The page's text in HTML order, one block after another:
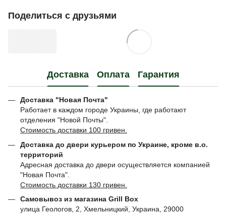
Поделиться с друзьями
Доставка Оплата Гарантия
Доставка "Новая Почта"
Работает в каждом городе Украины, где работают
отделения "Новой Почты".
Стоимость доставки 100 гривен.
Доставка до двери курьером по Украине, кроме в.о.
территорий
Адресная доставка до двери осуществляется компанией
"Новая Почта".
Стоимость доставки 130 гривен.
Самовывоз из магазина Grill Box
улица Геологов, 2, Хмельницкий, Украина, 29000